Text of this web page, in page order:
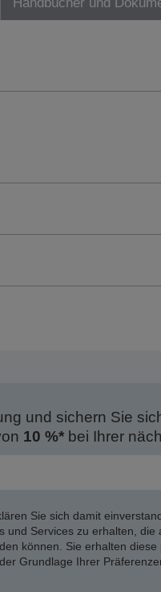
und sichern Sie
10 %*bei Ihrer
Sie sich damit
und Services zu erhalten,
können. Sie erhalten
Grundlage Ihrer